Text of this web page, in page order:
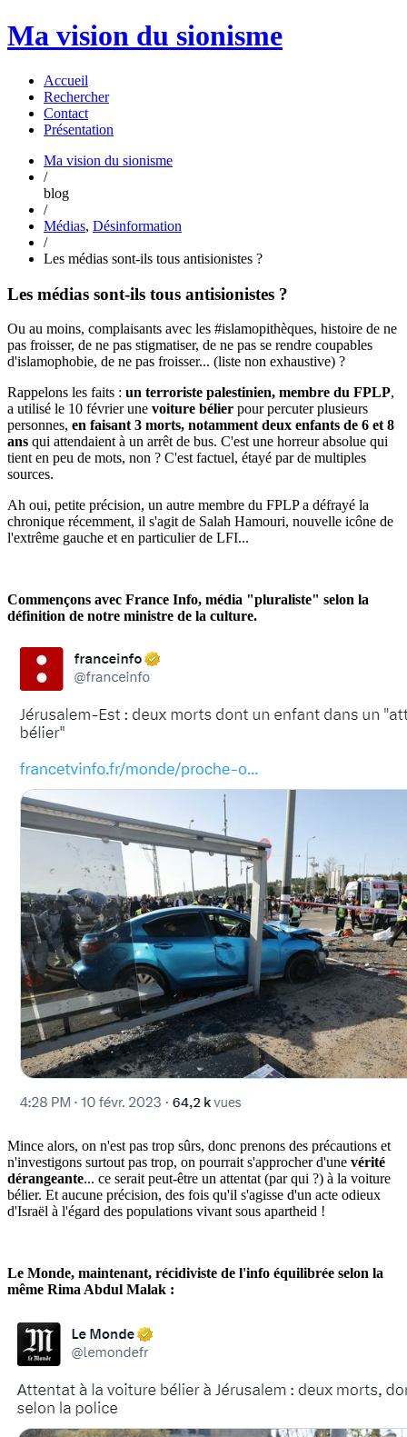
Ma vision du sionisme
Accueil
Rechercher
Contact
Présentation
Ma vision du sionisme
/
blog
/
Médias, Désinformation
/
Les médias sont-ils tous antisionistes ?
Les médias sont-ils tous antisionistes ?
Ou au moins, complaisants avec les #islamopithèques, histoire de ne
pas froisser, de ne pas stigmatiser, de ne pas se rendre coupables
d'islamophobie, de ne pas froisser... (liste non exhaustive) ?
Rappelons les faits : un terroriste palestinien, membre du FPLP,
a utilisé le 10 février une voiture bélier pour percuter plusieurs
personnes, en faisant 3 morts, notamment deux enfants de 6 et 8
ans qui attendaient à un arrêt de bus. C'est une horreur absolue qui
tient en peu de mots, non ? C'est factuel, étayé par de multiples
sources.
Ah oui, petite précision, un autre membre du FPLP a défrayé la
chronique récemment, il s'agit de Salah Hamouri, nouvelle icône de
l'extrême gauche et en particulier de LFI...
Commençons avec France Info, média "pluraliste" selon la
définition de notre ministre de la culture.
Mince alors, on n'est pas trop sûrs, donc prenons des précautions et
n'investigons surtout pas trop, on pourrait s'approcher d'une vérité
dérangeante... ce serait peut-être un attentat (par qui ?) à la voiture
bélier. Et aucune précision, des fois qu'il s'agisse d'un acte odieux
d'Israël à l'égard des populations vivant sous apartheid !
Le Monde, maintenant, récidiviste de l'info équilibrée selon la
même Rima Abdul Malak :